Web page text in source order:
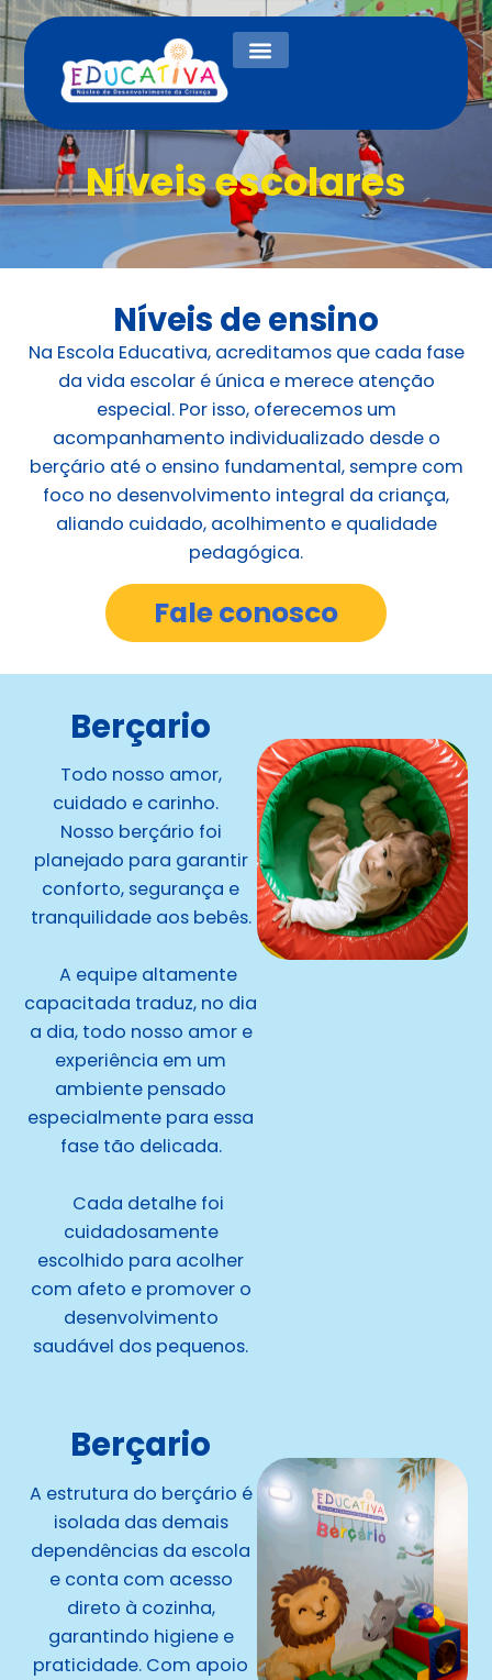
Ir
para
o
conteúdo
Níveis escolares
Níveis de ensino
Na Escola Educativa, acreditamos que cada fase
da vida escolar é única e merece atenção
especial. Por isso, oferecemos um
acompanhamento individualizado desde o
berçário até o ensino fundamental, sempre com
foco no desenvolvimento integral da criança,
aliando cuidado, acolhimento e qualidade
pedagógica.
Fale conosco
Berçario
Todo nosso amor,
cuidado e carinho.
Nosso berçário foi
planejado para garantir
conforto, segurança e
tranquilidade aos bebês.
A equipe altamente
capacitada traduz, no dia
a dia, todo nosso amor e
experiência em um
ambiente pensado
especialmente para essa
fase tão delicada.
Cada detalhe foi
cuidadosamente
escolhido para acolher
com afeto e promover o
desenvolvimento
saudável dos pequenos.
Berçario
A estrutura do berçário é
isolada das demais
dependências da escola
e conta com acesso
direto à cozinha,
garantindo higiene e
praticidade. Com apoio